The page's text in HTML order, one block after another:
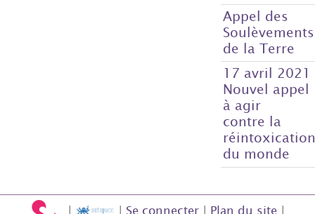
Appel des
Soulèvements
de la Terre
17 avril 2021
Nouvel appel
à agir
contre la
du monde
| | Se connecter | Plan du site |